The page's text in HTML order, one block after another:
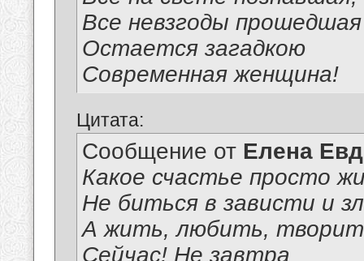
Все невзгоды
Остается загадкою
Современная женщина!
Цитата:
Сообщение от Елена
Какое счастье просто
Не биться в зависти и
А жить, любить,
Сейчас! Не завтра